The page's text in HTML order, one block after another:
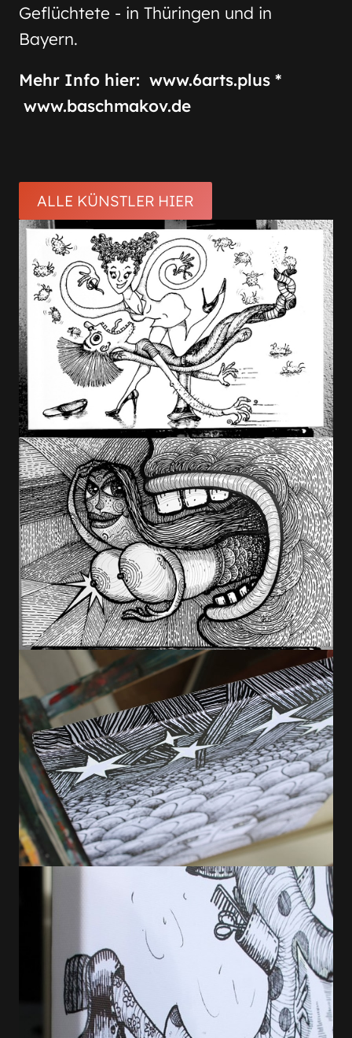
Geflüchtete - in Thüringen und in
Bayern.
Mehr Info hier: www.6arts.plus *
www.baschmakov.de
ALLE KÜNSTLER HIER